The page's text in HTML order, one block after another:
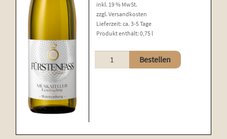
inkl. 19 % MwSt.
zzgl.Versandkosten
Lieferzeit:ca. 3-5 Tage
Produkt enthält: 0,75 l
Muskateller
Menge
Bestellen